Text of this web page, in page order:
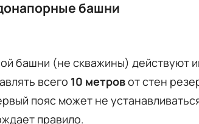
башни
башни (не скважины) действуют
всего 10 метровот стен
пояс может не
правило.